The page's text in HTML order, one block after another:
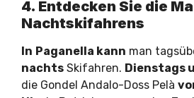
4. Entdecken Sie die
Nachtskifahrens
In Paganella kann man
nachts Skifahren. Dienstags
die Gondel Andalo-Doss Pelà